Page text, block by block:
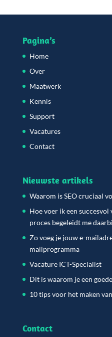
Pagina’s
Home
Over
Maatwerk
Kennis
Support
Vacatures
Contact
Nieuwste artikels
Waarom is SEO cruciaal
Hoe voer ik een
proces begeleidt me
Zo voeg je jouw e-
mailprogramma
Vacature ICT-Specialist
Dit is waarom je een
10 tips voor het maken
Contact